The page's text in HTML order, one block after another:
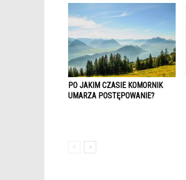
PO JAKIM CZASIE KOMORNIK
UMARZA POSTĘPOWANIE?